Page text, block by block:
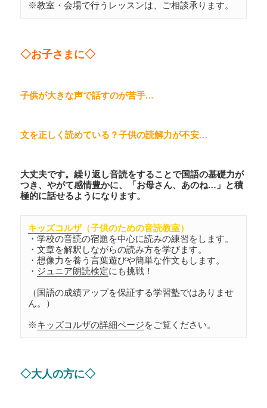
※教室・会場で行うレッスンは、ご相談承ります。
◇お子さまに◇
子供が大きな声で話すのが苦手…
文を正しく読めている？子供の読解力が不安…
大丈夫です。繰り返し音読をすることで国語の基礎力が
つき、やがて感情豊かに、「お母さん、あのね…」と積
極的に話せるようになります。
キッズコルザ（子供のための音読教室）
・学校の音読の宿題を中心に読みの練習をします。
・文章を解釈しながらの読み方を学びます。
・想像力を養う言葉遊びや簡単な作文もします。
・ ジュニア朗読検定にも挑戦！
（国語の成績アップを保証する学習塾ではありませ
ん。）
※キッズコルザの詳細ページをご覧ください。
◇大人の方に◇